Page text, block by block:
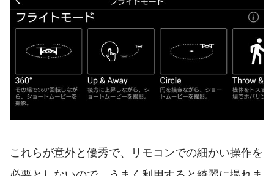
これらが意外と優秀で、リモコンでの細かい操作を